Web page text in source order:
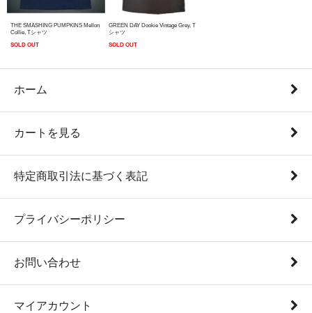
THE SMASHING PUMPKINS Mellon
Collie, Tシャツ
SOLD OUT
GREEN DAY Dookie Vintage Grey, T
シャツ
SOLD OUT
ホーム
カートを見る
特定商取引法に基づく表記
プライバシーポリシー
お問い合わせ
マイアカウント